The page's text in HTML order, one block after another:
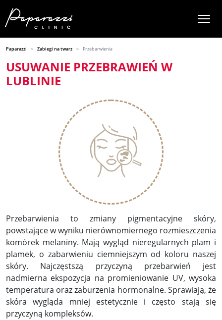
Paparazzi Zabiegi na twarz Przebarwienia
USUWANIE PRZEBRAWIEŃ W
LUBLINIE
Przebarwienia to zmiany pigmentacyjne skóry,
powstające w wyniku nierównomiernego rozmieszczenia
komórek melaniny. Mają wygląd nieregularnych plam i
plamek, o zabarwieniu ciemniejszym od koloru naszej
skóry. Najczęstszą przyczyną przebarwień jest
nadmierna ekspozycja na promieniowanie UV, wysoka
temperatura oraz zaburzenia hormonalne. Sprawiają, że
skóra wygląda mniej estetycznie i często stają się
przyczyną kompleksów.